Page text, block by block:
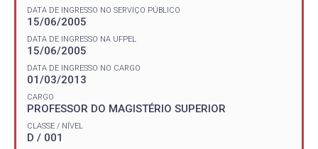
DATA DE INGRESSO NO SERVIÇO PÚBLICO
15/06/2005
DATA DE INGRESSO NA UFPEL
15/06/2005
DATA DE INGRESSO NO CARGO
01/03/2013
CARGO
PROFESSOR DO MAGISTÉRIO SUPERIOR
CLASSE / NÍVEL
D / 001